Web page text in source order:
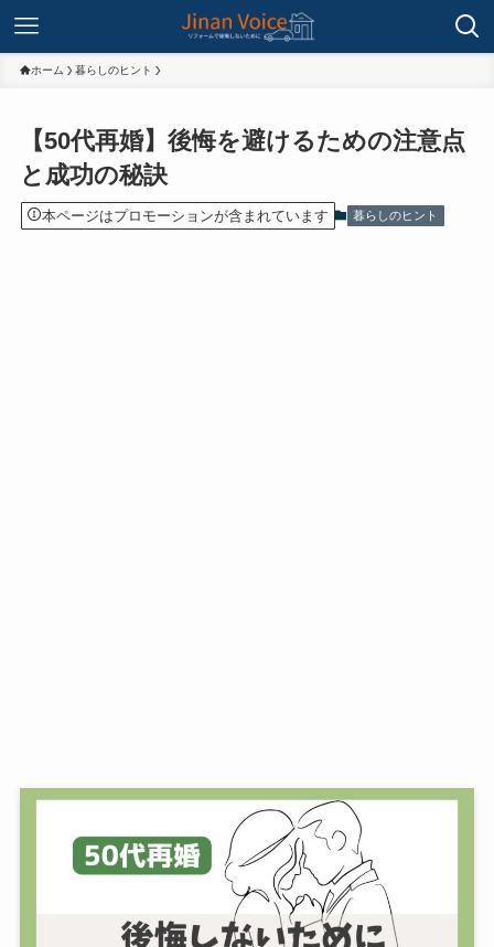
ホーム 暮らしのヒント
【50代再婚】後悔を避けるための注意点
と成功の秘訣
本ページはプロモーションが含まれています 暮らしのヒント